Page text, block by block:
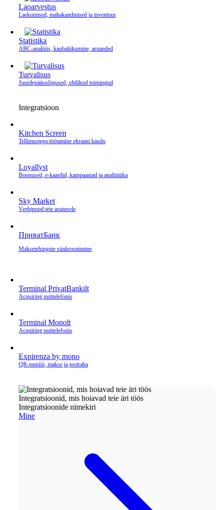
Laoarvestus
Laekumised, mahakandmised ja inventuur
Statistika
ABC-analüüs, kaubaliikumine, aruanded
Turvalisus
Juurdepääsuõigused, ohtlikud toimingud
Integratsioon
Kitchen Screen
Tellimustega töötamine ekraani kaudu
Loyallyst
Boonused, e‑kaardid, kampaaniad ja analüütika
Sky Market
Veebipood teie asutusele
ПриватБанк
Makse­tehingute sünkroonimine
Terminal PrivatBankilt
Acquiring nutitelefonis
Terminal Monolt
Acquiring nutitelefonis
Expirenza by mono
QR‑menüü, makse ja jootraha
Integratsioonid, mis hoiavad teie äri töös
Integratsioonide nimekiri
Mine